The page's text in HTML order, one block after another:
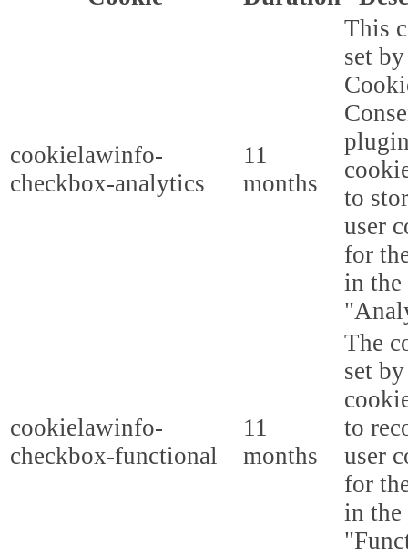
cookielawinfo-
checkbox-analytics
11
months
This
set
to
user
for
in the
cookielawinfo-
checkbox-functional
11
months
The
set
to
user
for
in the